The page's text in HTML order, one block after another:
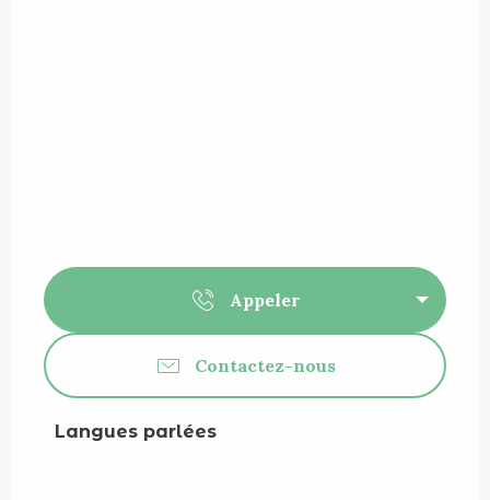
Appeler
Contactez-nous
Langues parlées
Langues parlées